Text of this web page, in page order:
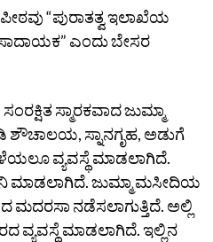
“ಪುರಾತತ್ವ ಇಲಾಖೆಯ
ಎಂದು ಬೇಸರ
ಸ್ಮಾರಕವಾದ ಜುಮ್ಮಾ
ಸ್ನಾನಗೃಹ, ಅಡುಗೆ
ವ್ಯವಸ್ಥೆ ಮಾಡಲಾಗಿದೆ.
ಮಾಡಲಾಗಿದೆ. ಜುಮ್ಮಾ ಮಸೀದಿಯ
ನಡೆಸಲಾಗುತ್ತಿದೆ. ಅಲ್ಲಿ
ವ್ಯವಸ್ಥೆ ಮಾಡಲಾಗಿದೆ. ಇಲ್ಲಿನ